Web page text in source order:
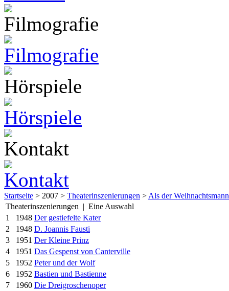
Startseite > 2007 > Theaterinszenierungen > Als der
Theaterinszenierungen | Eine Auswahl
1
1948 Der gestiefelte Kater
2
1948 D. Joannis Fausti
3
1951 Der Kleine Prinz
4
1951 Das Gespenst von Canterville
5
1952 Peter und der Wolf
6
1952 Bastien und Bastienne
7
1960 Die Dreigroschenoper